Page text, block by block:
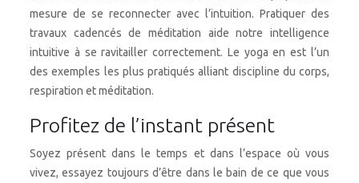
mesure de se reconnecter avec l’intuition. Pratiquer des
travaux cadencés de méditation aide notre intelligence
intuitive à se ravitailler correctement. Le yoga en est l’un
des exemples les plus pratiqués alliant discipline du corps,
respiration et méditation.
Profitez de l’instant présent
Soyez présent dans le temps et dans l’espace où vous
vivez, essayez toujours d’être dans le bain de ce que vous